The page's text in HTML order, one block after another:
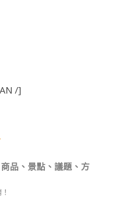
/]
品、景點、議題、方